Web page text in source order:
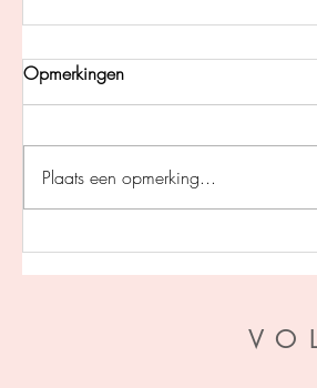
Legerstee
Opmerkingen
Plaats een opmerking...